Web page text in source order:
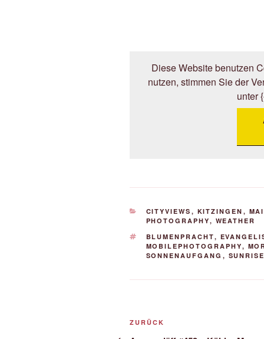
Diese Website benutzen
nutzen, stimmen Sie der
unter
KATEGORIEN
CITYVIEWS , KITZINGEN ,
PHOTOGRAPHY, WEATHER
SCHLAGWÖRTER
BLUMENPRACHT,
MOBILEPHOTOGRAPHY,
SONNENAUFGANG , SUNRISE
Beitrags-
Vorheriger
ZURÜCK